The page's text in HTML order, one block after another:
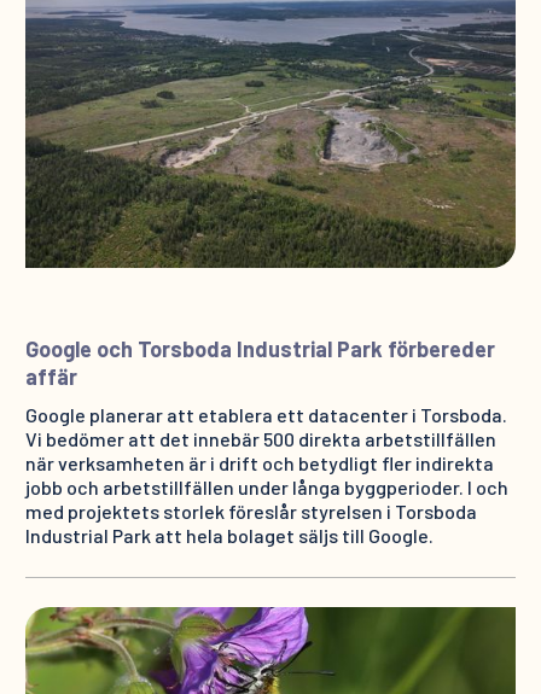
Google och Torsboda Industrial Park förbereder
affär
Google planerar att etablera ett datacenter i Torsboda.
Vi bedömer att det innebär 500 direkta arbetstillfällen
när verksamheten är i drift och betydligt fler indirekta
jobb och arbetstillfällen under långa byggperioder. I och
med projektets storlek föreslår styrelsen i Torsboda
Industrial Park att hela bolaget säljs till Google.